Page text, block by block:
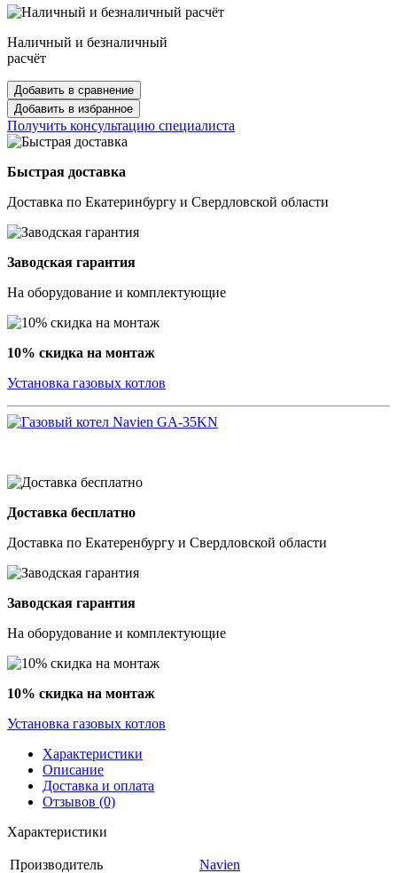
Наличный и безналичный
расчёт
Добавить в сравнение
Добавить в избранное
Получить консультацию специалиста
Быстрая доставка
Доставка по Екатеринбургу и Свердловской области
Заводская гарантия
На оборудование и комплектующие
10% скидка на монтаж
Установка газовых котлов
Доставка бесплатно
Доставка по Екатеренбургу и Свердловской области
Заводская гарантия
На оборудование и комплектующие
10% скидка на монтаж
Установка газовых котлов
Характеристики
Описание
Доставка и оплата
Отзывов (0)
Характеристики
Производитель
Navien